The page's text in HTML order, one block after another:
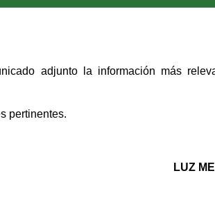
adjunto la información más
pertinentes.
LUZ